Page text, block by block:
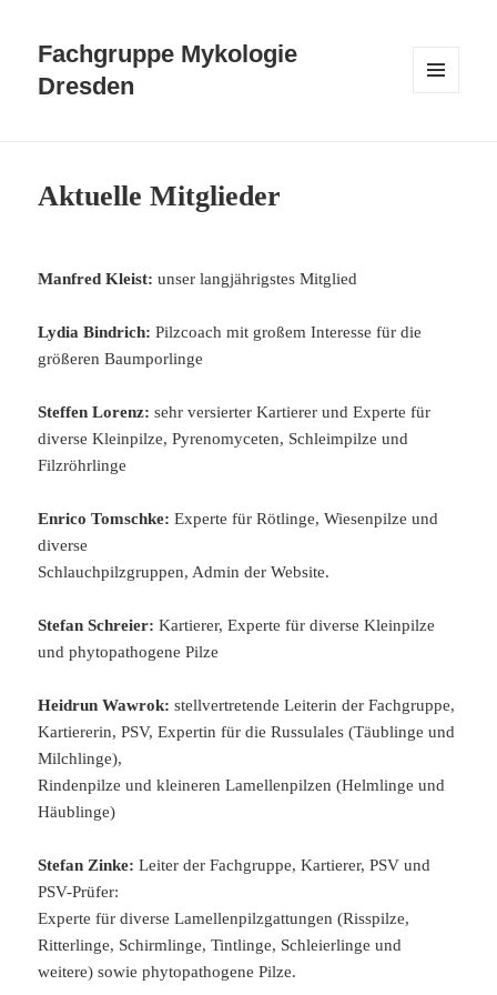
Fachgruppe Mykologie
Dresden
Aktuelle Mitglieder
Manfred Kleist: unser langjährigstes Mitglied
Lydia Bindrich: Pilzcoach mit großem Interesse für die
größeren Baumporlinge
Steffen Lorenz: sehr versierter Kartierer und Experte für
diverse Kleinpilze, Pyrenomyceten, Schleimpilze und
Filzröhrlinge
Enrico Tomschke: Experte für Rötlinge, Wiesenpilze und
diverse
Schlauchpilzgruppen, Admin der Website.
Stefan Schreier: Kartierer, Experte für diverse Kleinpilze
und phytopathogene Pilze
Heidrun Wawrok: stellvertretende Leiterin der Fachgruppe,
Kartiererin, PSV, Expertin für die Russulales (Täublinge und
Milchlinge),
Rindenpilze und kleineren Lamellenpilzen (Helmlinge und
Häublinge)
Stefan Zinke: Leiter der Fachgruppe, Kartierer, PSV und
PSV-Prüfer:
Experte für diverse Lamellenpilzgattungen (Risspilze,
Ritterlinge, Schirmlinge, Tintlinge, Schleierlinge und
weitere) sowie phytopathogene Pilze.